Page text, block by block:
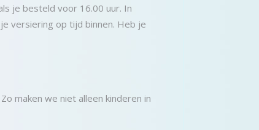
je besteld voor 16.00 uur. In
versiering op tijd binnen. Heb je
maken we niet alleen kinderen in